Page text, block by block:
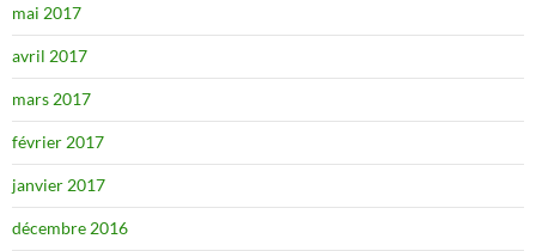
mai 2017
avril 2017
mars 2017
février 2017
janvier 2017
décembre 2016